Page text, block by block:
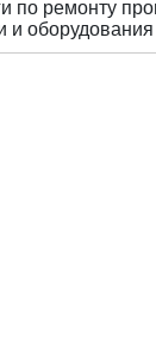
по ремонту
и оборудования